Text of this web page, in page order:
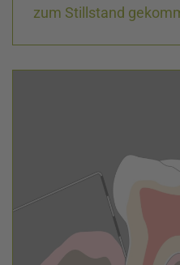
zum Stillstand